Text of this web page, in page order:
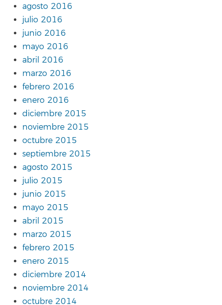
agosto 2016
julio 2016
junio 2016
mayo 2016
abril 2016
marzo 2016
febrero 2016
enero 2016
diciembre 2015
noviembre 2015
octubre 2015
septiembre 2015
agosto 2015
julio 2015
junio 2015
mayo 2015
abril 2015
marzo 2015
febrero 2015
enero 2015
diciembre 2014
noviembre 2014
octubre 2014